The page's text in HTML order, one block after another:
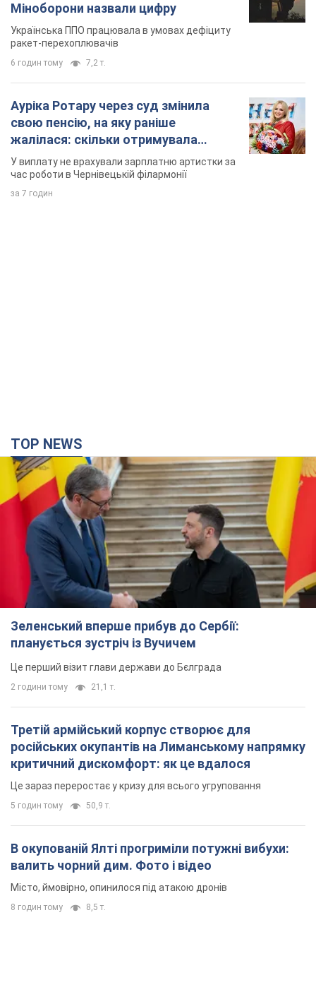
Міноборони назвали цифру
Українська ППО працювала в умовах дефіциту
ракет-перехоплювачів
6 годин тому 7,2 т.
Ауріка Ротару через суд змінила
свою пенсію, на яку раніше
жалілася: скільки отримувала
співачка
У виплату не врахували зарплатню артистки за
час роботи в Чернівецькій філармонії
за 7 годин
TOP NEWS
Зеленський вперше прибув до Сербії:
планується зустріч із Вучичем
Це перший візит глави держави до Бєлграда
2 години тому 21,1 т.
Третій армійський корпус створює для
російських окупантів на Лиманському напрямку
критичний дискомфорт: як це вдалося
Це зараз переростає у кризу для всього угруповання
5 годин тому 50,9 т.
В окупованій Ялті прогриміли потужні вибухи:
валить чорний дим. Фото і відео
Місто, ймовірно, опинилося під атакою дронів
8 годин тому 8,5 т.